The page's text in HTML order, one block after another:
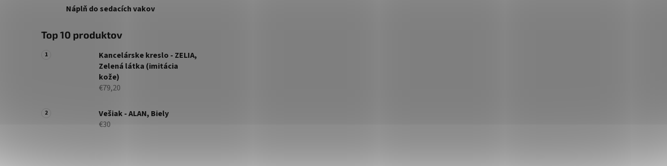
Náplň do sedacích vakov
Top 10 produktov
Kancelárske kreslo - ZELIA,
Zelená látka (imitácia
kože)
€79,20
Vešiak - ALAN, Biely
€30